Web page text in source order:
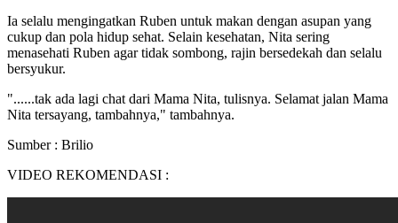
Ia selalu mengingatkan Ruben untuk makan dengan asupan yang
cukup dan pola hidup sehat. Selain kesehatan, Nita sering
menasehati Ruben agar tidak sombong, rajin bersedekah dan selalu
bersyukur.
"......tak ada lagi chat dari Mama Nita, tulisnya. Selamat jalan Mama
Nita tersayang, tambahnya," tambahnya.
Sumber : Brilio
VIDEO REKOMENDASI :